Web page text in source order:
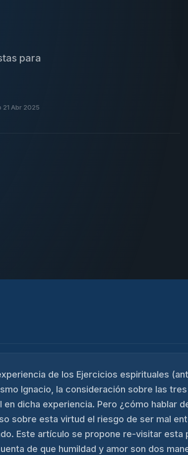
para
Abr 2025
de los Ejercicios espirituales
Ignacio, la consideración sobre las
dicha experiencia. Pero ¿cómo hablar
sobre esta virtud el riesgo de ser mal
Este artículo se propone re-visitar esta
de que humildad y amor son dos